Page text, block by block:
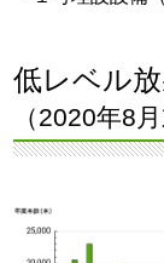
低レベル
（2020年8